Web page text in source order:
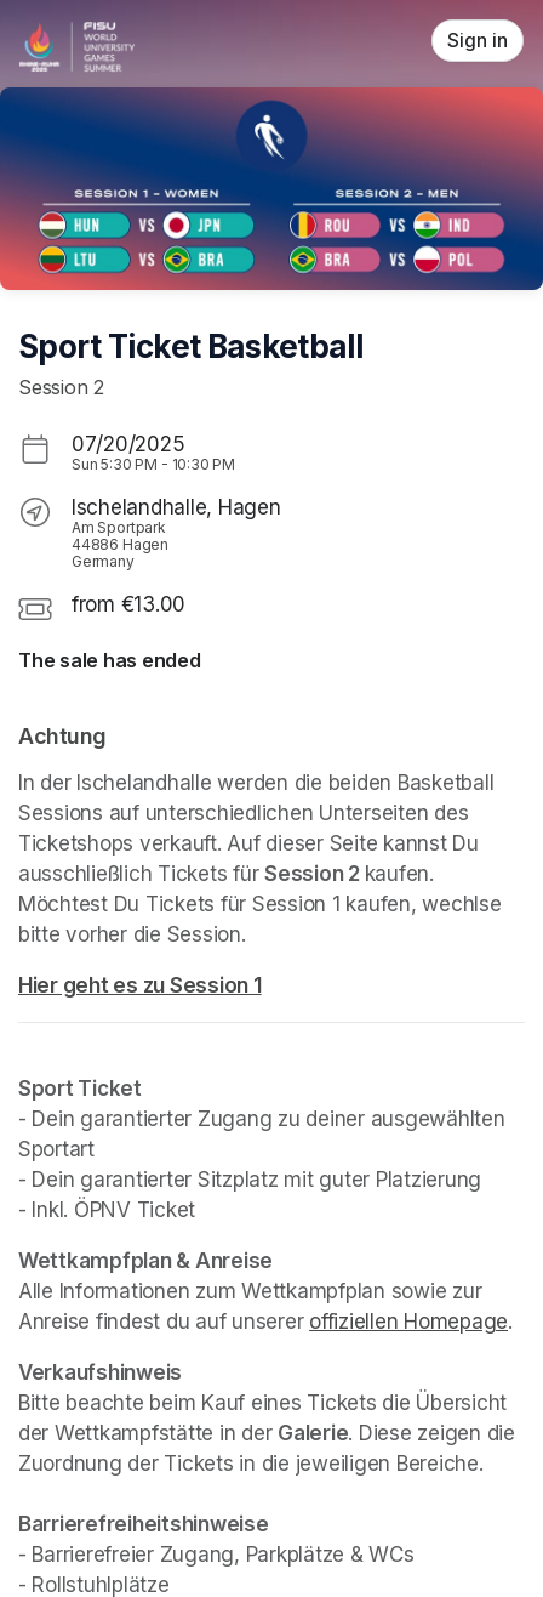
Sign in
Sport Ticket Basketball
Session 2
07/20/2025
Sun 5:30 PM - 10:30 PM
Ischelandhalle, Hagen
Am Sportpark
44886 Hagen
Germany
from €13.00
The sale has ended
Achtung
In der Ischelandhalle werden die beiden Basketball
Sessions auf unterschiedlichen Unterseiten des
Ticketshops verkauft. Auf dieser Seite kannst Du
ausschließlich Tickets für Session 2 kaufen.
Möchtest Du Tickets für Session 1 kaufen, wechlse
bitte vorher die Session.
Hier geht es zu Session 1
Sport Ticket
- Dein garantierter Zugang zu deiner ausgewählten
Sportart
- Dein garantierter Sitzplatz mit guter Platzierung
- Inkl. ÖPNV Ticket
(opens in a new tab)
Wettkampfplan & Anreise
Alle Informationen zum Wettkampfplan sowie zur
Anreise findest du auf unserer offiziellen Homepage.
Verkaufshinweis
Bitte beachte beim Kauf eines Tickets die Übersicht
der Wettkampfstätte in der Galerie. Diese zeigen die
Zuordnung der Tickets in die jeweiligen Bereiche.
- Barrierefreier Zugang, Parkplätze & WCs
- Rollstuhlplätze